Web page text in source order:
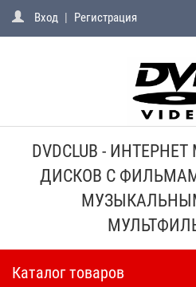
Вход | Регистрация
DVDCLUB -
ДИСКОВ С
Каталог товаров